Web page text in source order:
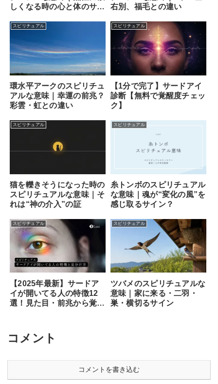
しくなる時の心と体のサイ
右別、福毛との違い
スピリチュアル
環水平アークのスピリチュ
アルな意味｜幸運の前兆？
彩雲・虹との違い
スピリチュアル
【1分で完了】サードアイ
診断【無料で覚醒度チェッ
ク】
スピリチュアル
猫を轢きそうになった時の
スピリチュアルな意味｜そ
れは“神の介入”の証
スピリチュアル
糸トンボのスピリチュアル
な意味｜魂が“変化の風”を
感じ取るサイン？
スピリチュアル
【2025年最新】サードア
イが開いてる人の特徴12
選！見た目・前兆から覚醒
スピリチュアル
ツバメのスピリチュアルな
意味｜家に来る・二羽・
巣・横切るサイン
コメント
コメントを書き込む